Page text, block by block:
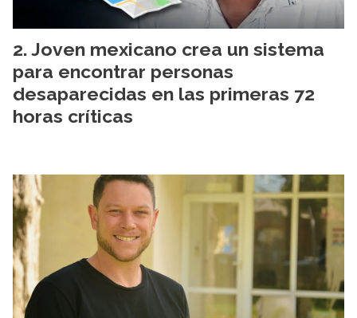
Joven mexicano crea un sistema
para encontrar personas
desaparecidas en las primeras 72
horas críticas